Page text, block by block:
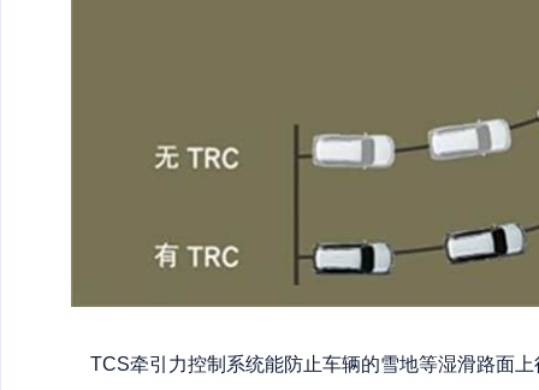
TCS牵引力控制系统能防止车辆的雪地等湿滑路面